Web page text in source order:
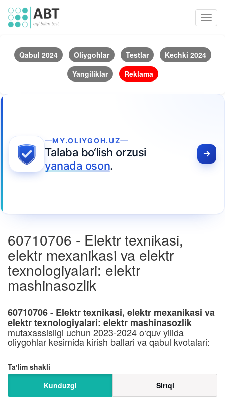
Qabul 2024 Oliygohlar Testlar
Kechki 2024
Yangiliklar
Reklama
MY.OLIYGOH.UZ
Talaba bo‘lish orzusi
yanada oson.
60710706 - Elektr texnikasi,
elektr mexanikasi va elektr
texnologiyalari: elektr
mashinasozlik
60710706 - Elektr texnikasi, elektr mexanikasi va
elektr texnologiyalari: elektr mashinasozlik
mutaxassisligi uchun 2023-2024 o‘quv yilida
oliygohlar kesimida kirish ballari va qabul kvotalari:
Taʼlim shakli
Kunduzgi
Sirtqi